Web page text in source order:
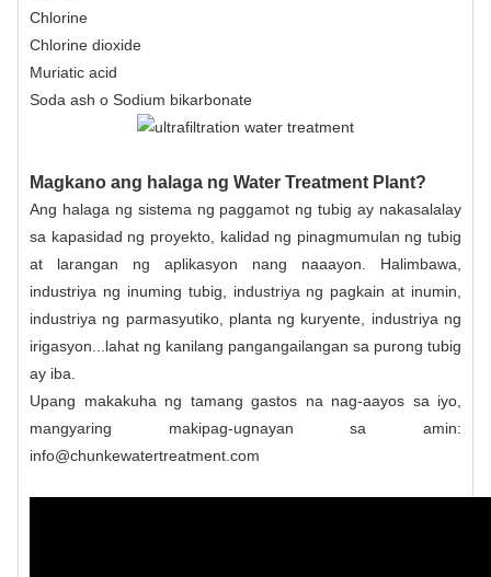
Chlorine
Chlorine dioxide
Muriatic acid
Soda ash o Sodium bikarbonate
Magkano ang halaga ng Water Treatment Plant?
Ang halaga ng sistema ng paggamot ng tubig ay nakasalalay
sa kapasidad ng proyekto, kalidad ng pinagmumulan ng tubig
at larangan ng aplikasyon nang naaayon. Halimbawa,
industriya ng inuming tubig, industriya ng pagkain at inumin,
industriya ng parmasyutiko, planta ng kuryente, industriya ng
irigasyon...lahat ng kanilang pangangailangan sa purong tubig
ay iba.
Upang makakuha ng tamang gastos na nag-aayos sa iyo,
mangyaring makipag-ugnayan sa amin:
info@chunkewatertreatment.com